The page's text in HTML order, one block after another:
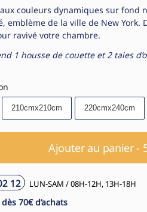
couleurs dynamiques sur fond
emblème de la ville de New York.
ravivé votre chambre.
1 housse de couette et 2 taies
210cmx210cm 220cmx240cm
Ajouter au panier -
12 LUN-SAM / 08H-12H, 13H-18H
70€ d’achats